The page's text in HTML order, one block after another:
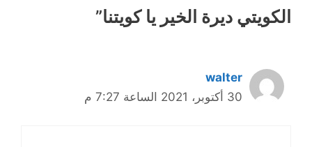
الكويتي ديرة الخير يا كويتنا”
walter
30 أكتوبر، 2021 الساعة 7:27 م